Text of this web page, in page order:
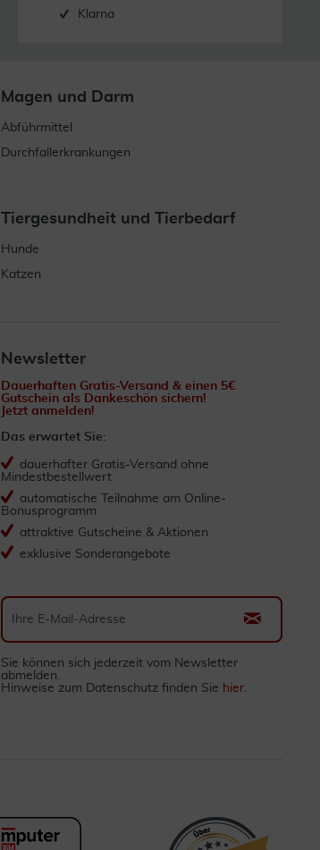
Klarna
Magen und Darm
Abführmittel
Durchfallerkrankungen
Tiergesundheit und Tierbedarf
Hunde
Katzen
Newsletter
Dauerhaften Gratis-Versand & einen 5€
Gutschein als Dankeschön sichern!
Jetzt anmelden!
Das erwartet Sie:
dauerhafter Gratis-Versand ohne
Mindestbestellwert
automatische Teilnahme am Online-
Bonusprogramm
attraktive Gutscheine & Aktionen
exklusive Sonderangebote
Sie können sich jederzeit vom Newsletter
abmelden.
Hinweise zum Datenschutz finden Sie hier.